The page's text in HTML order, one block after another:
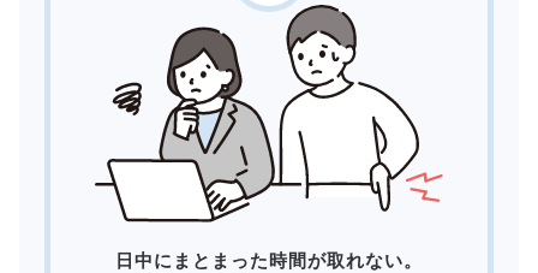
日中にまとまった時間が取れない。